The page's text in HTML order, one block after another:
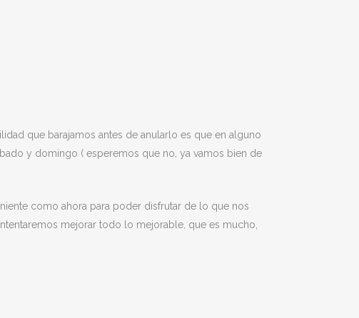
que barajamos antes de anularlo es que en alguno
y domingo ( esperemos que no, ya vamos bien de
como ahora para poder disfrutar de lo que nos
mejorar todo lo mejorable, que es mucho,